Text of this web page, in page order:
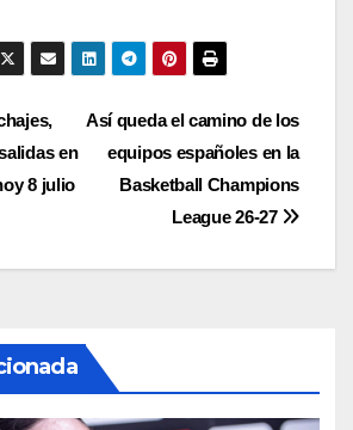
Así queda el camino de los
equipos españoles en la
Basketball Champions
League 26-27
en
8 julio